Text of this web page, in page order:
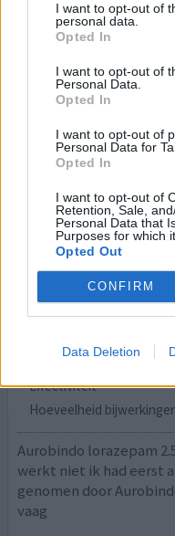
I want to opt-out of
personal data.
Opted In
I want to opt-out of
Personal Data.
Opted In
I want to opt-out of
Personal Data for
Opted In
I want to opt-out of
Retention, Sale,
Personal Data that
Purposes for which
Opted Out
CONFIRM
Data Deletion
Lorazepam
01-11-2022 | Vrouw | 79
Slapeloosheid
Effectiviteit
Hoeveelheid
geef mening
Lorazepam
28-09-2022 | Man | 49
Slapeloosheid
Effectiviteit
Hoeveelheid
Aurobindo lorazepam
werkt niet ik had eerst
genomen door
vaag